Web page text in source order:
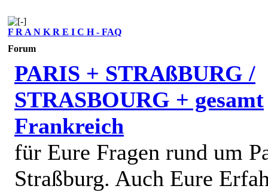
F R A N K R E I C H - FAQ
Forum
PARIS + STRAßBURG /
STRASBOURG + gesamt
Frankreich
für Eure Fragen rund um
Straßburg. Auch Eure